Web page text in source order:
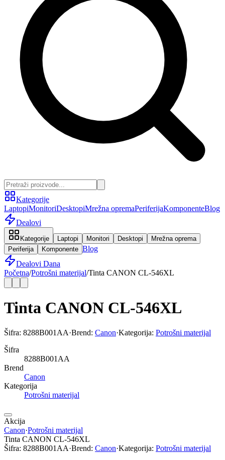
Kategorije
LaptopiMonitoriDesktopiMrežna opremaPeriferijaKomponenteBlog
Dealovi
Kategorije Laptopi Monitori Desktopi
Mrežna oprema
Periferija
Komponente Blog
Dealovi Dana
Početna/Potrošni materijal/Tinta CANON CL-546XL
Tinta CANON CL-546XL
Šifra: 8288B001AA·Brend: Canon·Kategorija: Potrošni materijal
Šifra
8288B001AA
Brend
Canon
Kategorija
Potrošni materijal
Akcija
Canon·Potrošni materijal
Tinta CANON CL-546XL
Šifra: 8288B001AA·Brend: Canon·Kategorija: Potrošni materijal